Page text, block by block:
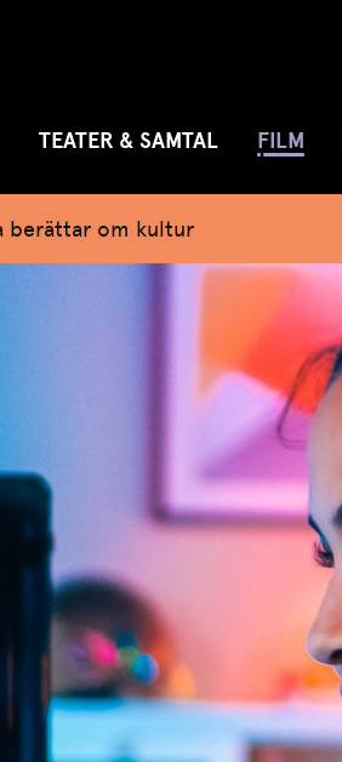
TEATER & SAMTAL FILM
berättar om kultur